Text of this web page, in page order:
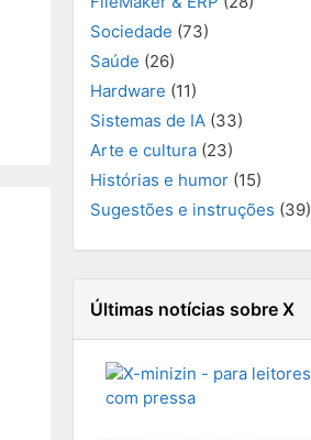
Sociedade (73)
Saúde (26)
Hardware (11)
Sistemas de IA (33)
Arte e cultura (23)
Histórias e humor (15)
Sugestões e instruções (39)
Últimas notícias sobre X